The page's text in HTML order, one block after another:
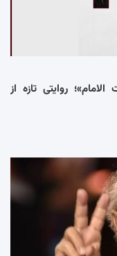
روایتی تازه از